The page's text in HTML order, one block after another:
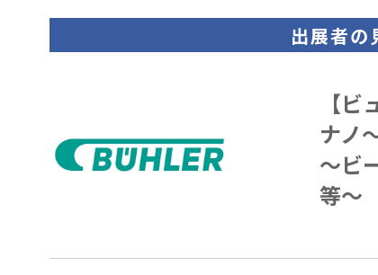
出展者の
【ビ
ナノ
～ビ
等～